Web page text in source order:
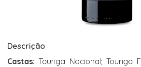
Descrição
Castas:Touriga Nacional; Touriga